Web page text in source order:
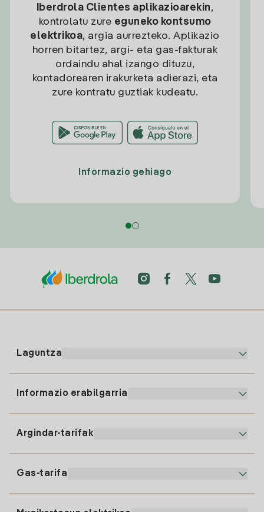
Iberdrola Clientes aplikazioarekin,
kontrolatu zure eguneko kontsumo
elektrikoa, argia aurrezteko. Aplikazio
horren bitartez, argi- eta gas-fakturak
ordaindu ahal izango dituzu,
kontadorearen irakurketa adierazi, eta
zure kontratu guztiak kudeatu.
Informazio gehiago
Laguntza
91 919 52 73
clientes@tuiberdrola.es
Informazio erabilgarria
Argindar-tarifak
Gas-tarifa